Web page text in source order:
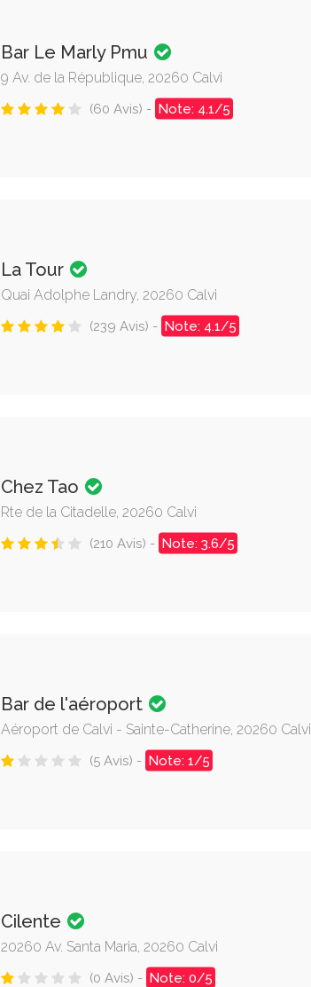
Bar Le Marly Pmu
9 Av. de la République, 20260 Calvi
(60 Avis) - Note: 4.1/5
La Tour
Quai Adolphe Landry, 20260 Calvi
(239 Avis) - Note: 4.1/5
Chez Tao
Rte de la Citadelle, 20260 Calvi
(210 Avis) - Note: 3.6/5
Bar de l'aéroport
Aéroport de Calvi - Sainte-Catherine, 20260 Calvi
(5 Avis) - Note: 1/5
Cilente
20260 Av. Santa Maria, 20260 Calvi
(0 Avis) - Note: 0/5